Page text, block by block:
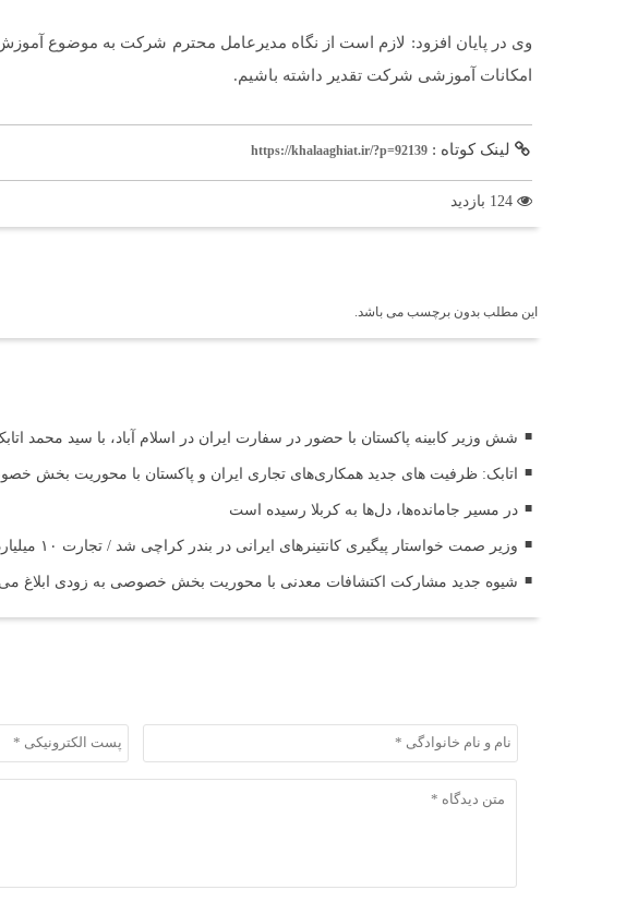
وی در پایان افزود: لازم است از نگاه مدیرعامل محترم شرکت به موضوع آموزش
امکانات آموزشی شرکت تقدیر داشته باشیم.
لینک کوتاه : https://khalaaghiat.ir/?p=92139
این مطلب بدون برچسب می باشد.
شش وزیر کابینه پاکستان با حضور در سفارت ایران در اسلام آباد، با سید محمد
اتابک: ظرفیت های جدید همکاری‌های تجاری ایران و پاکستان با محوریت بخش
در مسیر جا‌مانده‌ها، دل‌ها به کربلا رسیده است
وزیر صمت خواستار پیگیری کانتینرهای ایرانی در بندر کراچی شد / تجارت ۱۰ میلیارد دلاری ایران و پاکستان
شیوه جدید مشارکت اکتشافات معدنی با محوریت بخش خصوصی به زودی ابلاغ